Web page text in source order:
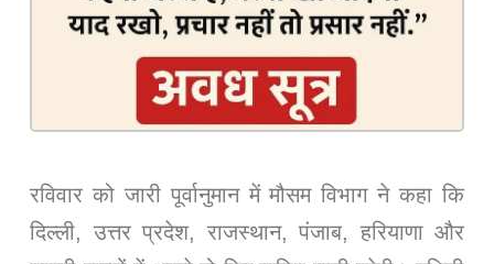
रविवार को जारी पूर्वानुमान में मौसम विभाग ने कहा कि
दिल्ली, उत्तर प्रदेश, राजस्थान, पंजाब, हरियाणा और